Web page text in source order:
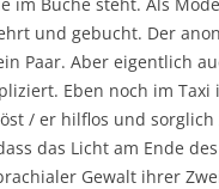
und gebucht. Der
Paar. Aber eigentlich
Eben noch im Taxi
/ er hilflos und
das Licht am Ende
Gewalt ihrer